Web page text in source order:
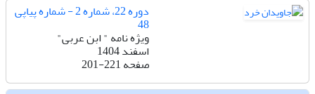
دوره 22، شماره 2 - شماره پیاپی
48
ویژه نامه " ابن عربی"
اسفند 1404
صفحه201-221